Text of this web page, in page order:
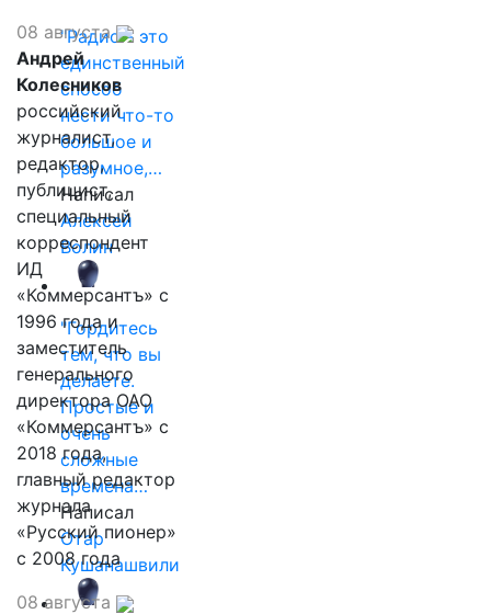
"Радио - это
единственный
способ
нести что-то
большое и
разумное,…
Написал
Алексей
Волин
"Гордитесь
тем, что вы
делаете.
Простые и
очень
сложные
времена…
Написал
Отар
Кушанашвили
08 августа
Андрей
Колесников
российский
журналист,
редактор,
публицист,
специальный
корреспондент
ИД
«Коммерсантъ» с
1996 года и
заместитель
генерального
директора ОАО
«Коммерсантъ» с
2018 года,
главный редактор
журнала
«Русский пионер»
с 2008 года
08 августа